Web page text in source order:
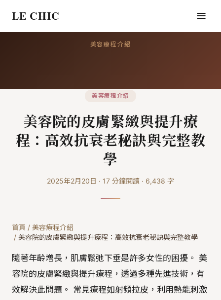
LE CHIC
美容療程介紹
美容療程介紹
美容院的皮膚緊緻與提升療
程：高效抗衰老秘訣與完整教
學
2025年2月20日 · 17 分鐘閱讀 · 6,438 字
首頁 / 美容療程介紹
/ 美容院的皮膚緊緻與提升療程：高效抗衰老秘訣與完整教學
隨著年齡增長，肌膚鬆弛下垂是許多女性的困擾。 美
容院的皮膚緊緻與提升療程，透過多種先進技術，有
效解決此問題。 常見療程如射頻拉皮，利用熱能刺激